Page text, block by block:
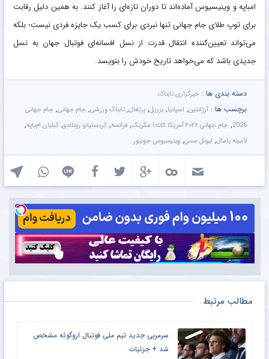
امباپه و وینیسیوس آماده‌اند تا دوران تازه‌ای را آغاز کنند. به همین دلیل رقابت
برای توپ طلای جام جهانی تنها نبردی برای کسب یک جایزه فردی نیست؛ بلکه
می‌تواند تعیین‌کننده انتقال قدرت از نسل افسانه‌ای فوتبال جهان به نسل
جدیدی باشد که می‌خواهد تاریخ خودش را بنویسد.
دسته بندی ها : خبرگزاری تابناک
برچسب ها : آرژانتین, اسپانیا, برزیل, پرتغال, تابناک ورزشی, جام جهانی, جام جهانی
2026
, جام جهانی ۲۰۲۶ آمریکا کانادا مکزیک , فرانسه, کریستیانو رونالدو, کیلیان ام‌باپه,
لامینه یامال, لیونل مسی, وینیسیوس جونیور
مطالب مرتبط
سرمربی جدید تیم ملی فوتبال اروگوئه مشخص
شد + جزئیات